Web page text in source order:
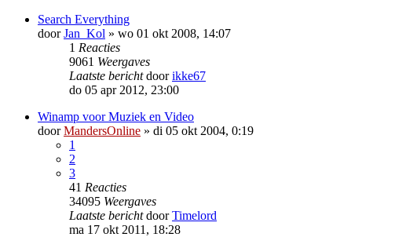
Search Everything
doorJan_Kol » wo 01 okt 2008, 14:07
1 Reacties
9061 Weergaves
Laatste berichtdoorikke67
do 05 apr 2012, 23:00
Winamp voor Muziek en Video
doorMandersOnline » di 05 okt 2004, 0:19
1
2
3
41 Reacties
34095 Weergaves
Laatste berichtdoorTimelord
ma 17 okt 2011, 18:28